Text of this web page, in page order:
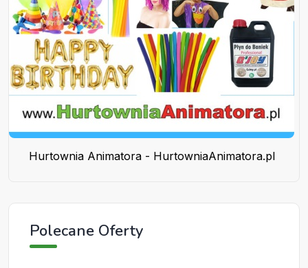
Hurtownia Animatora - HurtowniaAnimatora.pl
Polecane Oferty